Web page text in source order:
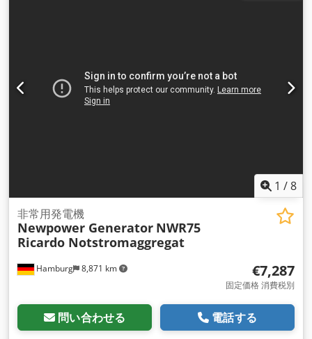
kVA 接続：4Pサーキットブレーカー、5線ケーブル ソケット：
1x5P 63A-, 1x5P 32A -, 1x5P 16A -, 2x2P 16A Schukoソケット
周波数：50 Hz 電圧 : 400/230 V 回転数 : 1500 rpm コントロー
620 250A 自動切替スイッチ € 1080 配送： - 追加料金にて、荷
降ろしを含む全世界への輸送が可能です。 - 正確な運賃をお見
積もりするため、お客様のデータおよびご住所を明記の上、お
問い合わせください。 保証 ドイツ国内での発電機の保証は、
引き渡しから12ヶ月または1000時間の運転時間（いずれか早い
守間隔でご利用の場合に限ります。ニューパワーの国際保証で
1 /8
Hamburg 8,871 km
非常用発電機
Newpower Generator NWR75
Ricardo Notstromaggregat
€7,287
固定価格 消費税別
問い合わせる 電話する